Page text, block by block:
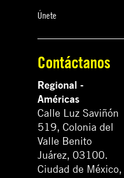
Únete
Contáctanos
Regional -
Américas
Calle Luz Saviñón
519, Colonia del
Valle Benito
Juárez, 03100.
Ciudad de México,